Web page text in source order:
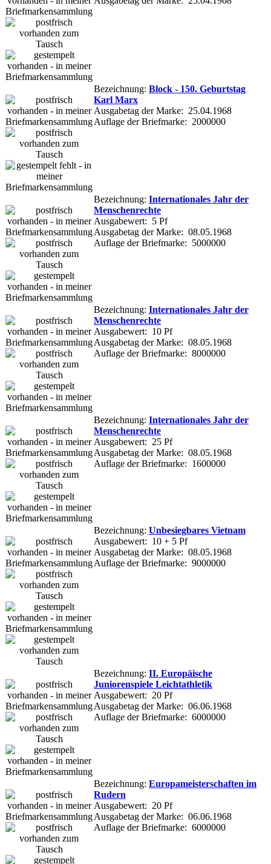
Bezeichnung: Block - 150. Geburtstag
Karl Marx
Ausgabetag der Marke: 25.04.1968
Auflage der Briefmarke: 2000000
Bezeichnung: Internationales Jahr der
Menschenrechte
Ausgabewert: 5 Pf
Ausgabetag der Marke: 08.05.1968
Auflage der Briefmarke: 5000000
Bezeichnung: Internationales Jahr der
Menschenrechte
Ausgabewert: 10 Pf
Ausgabetag der Marke: 08.05.1968
Auflage der Briefmarke: 8000000
Bezeichnung: Internationales Jahr der
Menschenrechte
Ausgabewert: 25 Pf
Ausgabetag der Marke: 08.05.1968
Auflage der Briefmarke: 1600000
Bezeichnung: Unbesiegbares Vietnam
Ausgabewert: 10 + 5 Pf
Ausgabetag der Marke: 08.05.1968
Auflage der Briefmarke: 9000000
Bezeichnung: II. Europäische
Juniorenspiele Leichtathletik
Ausgabewert: 20 Pf
Ausgabetag der Marke: 06.06.1968
Auflage der Briefmarke: 6000000
Bezeichnung: Europameisterschaften im
Rudern
Ausgabewert: 20 Pf
Ausgabetag der Marke: 06.06.1968
Auflage der Briefmarke: 6000000